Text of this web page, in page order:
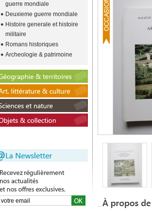
guerre mondiale
Deuxieme guerre mondiale
Histoire generale et histoire
militaire
Romans historiques
Archeologie & patrimoine